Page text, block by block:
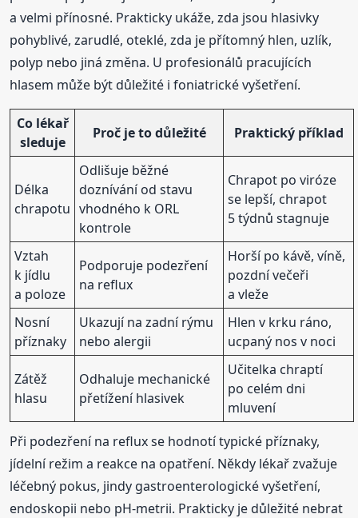
a velmi přínosné. Prakticky ukáže, zda jsou hlasivky
pohyblivé, zarudlé, oteklé, zda je přítomný hlen, uzlík,
polyp nebo jiná změna. U profesionálů pracujících
hlasem může být důležité i foniatrické vyšetření.
Co lékař
sleduje
Proč je to důležité Praktický příklad
Délka
chrapotu
Odlišuje běžné
doznívání od stavu
vhodného k ORL
kontrole
Chrapot po viróze
se lepší, chrapot
5 týdnů stagnuje
Vztah
k jídlu
a poloze
Podporuje podezření
na reflux
Horší po kávě, víně,
pozdní večeři
a vleže
Nosní
příznaky
Ukazují na zadní rýmu
nebo alergii
Hlen v krku ráno,
ucpaný nos v noci
Zátěž
hlasu
Odhaluje mechanické
přetížení hlasivek
Učitelka chraptí
po celém dni
mluvení
Při podezření na reflux se hodnotí typické příznaky,
jídelní režim a reakce na opatření. Někdy lékař zvažuje
léčebný pokus, jindy gastroenterologické vyšetření,
endoskopii nebo pH-metrii. Prakticky je důležité nebrat